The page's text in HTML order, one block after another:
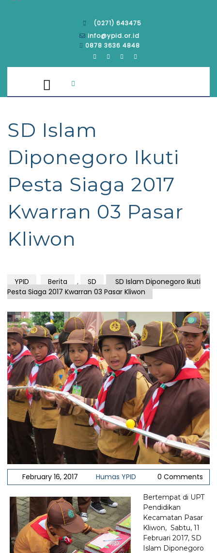
(0271) 643475
info@ypid.or.id
0878 3636 4848
SD Islam
Diponegoro Ikuti
Pesta Siaga 2017
Kwarran 03 Pasar
Kliwon
YPID Berita , SD
SD Islam Diponegoro Ikuti
Pesta Siaga 2017 Kwarran 03 Pasar Kliwon
February 16, 2017 Humas YPID 0 Comments
Bertempat di UPT
Pendidikan
Kecamatan Pasar
Kliwon, Sabtu, 11
Februari 2017, SD
Islam Diponegoro